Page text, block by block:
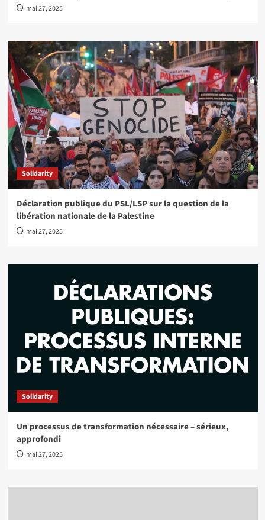
mai 27, 2025
Solidarity
Déclaration publique du PSL/LSP sur la question de la
libération nationale de la Palestine
mai 27, 2025
Solidarity
Un processus de transformation nécessaire – sérieux,
approfondi
mai 27, 2025